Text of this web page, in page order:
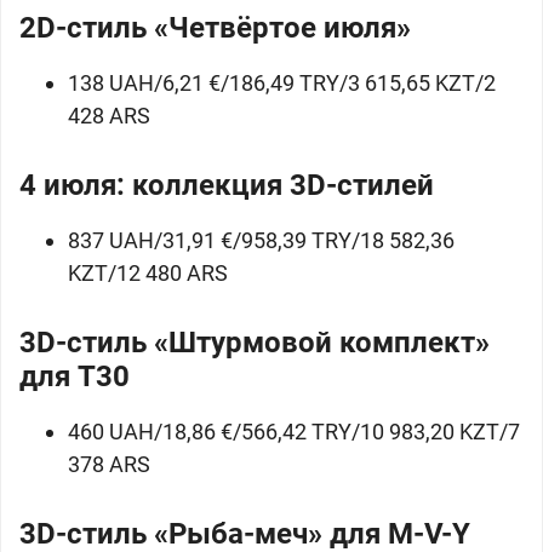
2D-стиль «Четвёртое июля»
138 UAH/6,21 €/186,49 TRY/3 615,65 KZT/2
428 ARS
4 июля: коллекция 3D-стилей
837 UAH/31,91 €/958,39 TRY/18 582,36
KZT/12 480 ARS
3D-стиль «Штурмовой комплект»
для T30
460 UAH/18,86 €/566,42 TRY/10 983,20 KZT/7
378 ARS
3D-стиль «Рыба-меч» для M-V-Y